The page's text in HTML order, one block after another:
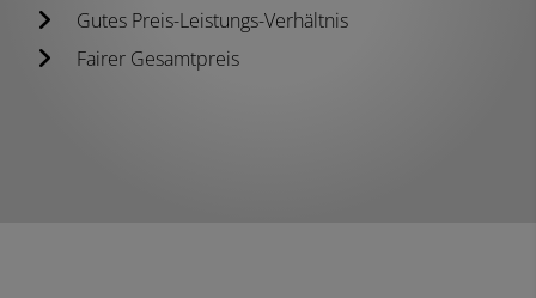
Gutes Preis-Leistungs-Verhältnis
Fairer Gesamtpreis